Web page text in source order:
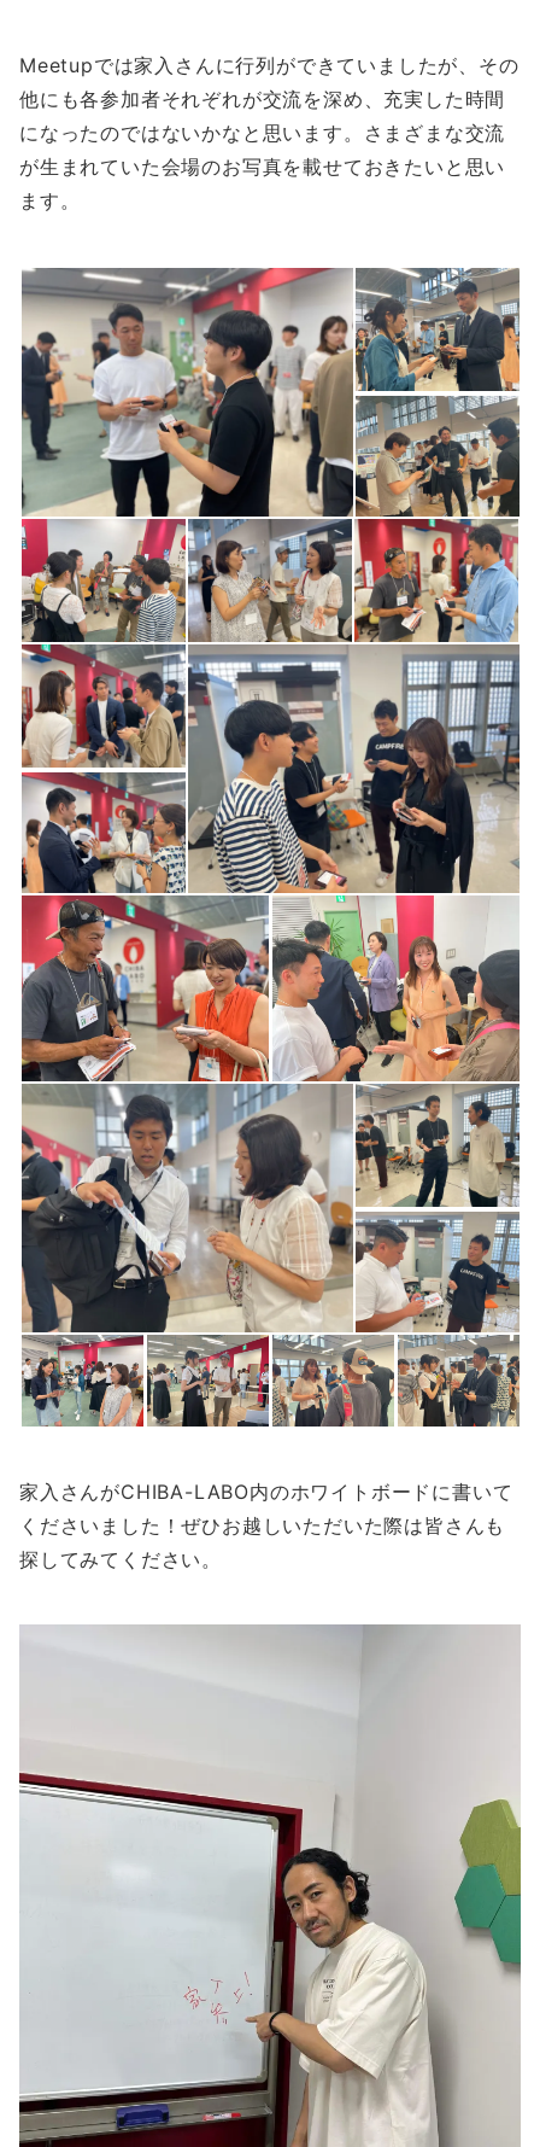
Meetupでは家入さんに行列ができていましたが、その
他にも各参加者それぞれが交流を深め、充実した時間
になったのではないかなと思います。さまざまな交流
が生まれていた会場のお写真を載せておきたいと思い
ます。
家入さんがCHIBA-LABO内のホワイトボードに書いて
くださいました！ぜひお越しいただいた際は皆さんも
探してみてください。